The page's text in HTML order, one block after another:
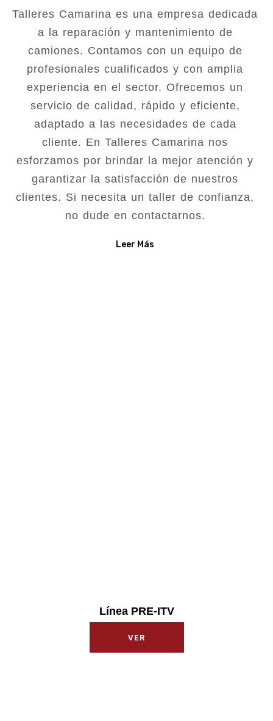
Talleres Camarina es una empresa dedicada
a la reparación y mantenimiento de
camiones. Contamos con un equipo de
profesionales cualificados y con amplia
experiencia en el sector. Ofrecemos un
servicio de calidad, rápido y eficiente,
adaptado a las necesidades de cada
cliente. En Talleres Camarina nos
esforzamos por brindar la mejor atención y
garantizar la satisfacción de nuestros
clientes. Si necesita un taller de confianza,
no dude en contactarnos.
Leer Más
Línea PRE-ITV
VER